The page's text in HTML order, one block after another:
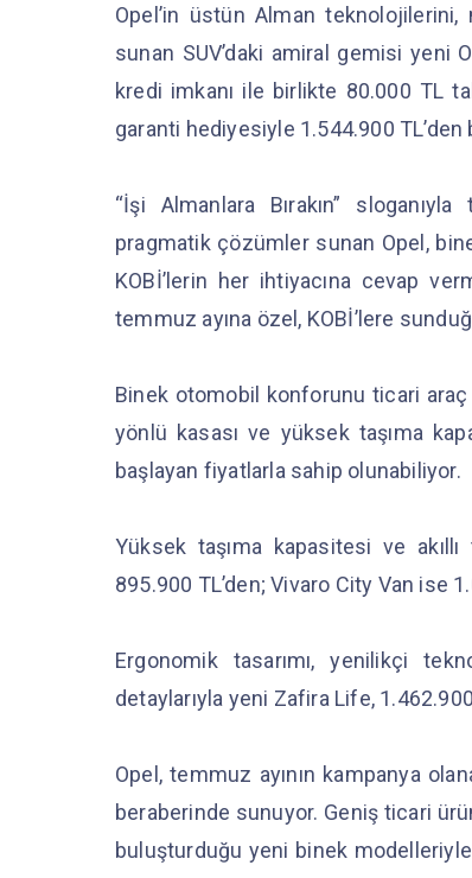
Opel’in üstün Alman
sunan SUV’daki amiral gemisi yeni
kredi imkanı ile birlikte 80.000 TL
garanti hediyesiyle 1.544.900
“İşi Almanlara Bırakın”
pragmatik çözümler sunan Opel,
KOBİ’lerin her ihtiyacına cevap
temmuz ayına özel, KOBİ’lere
Binek otomobil konforunu ticari araç
yönlü kasası ve yüksek taşıma
başlayan fiyatlarla sahip olunabiliyor.
Yüksek taşıma kapasitesi ve
895.900 TL’den; Vivaro City Van ise
Ergonomik tasarımı, yenilikçi
detaylarıyla yeni Zafira Life,
Opel, temmuz ayının kampanya
beraberinde sunuyor. Geniş ticari
buluşturduğu yeni binek